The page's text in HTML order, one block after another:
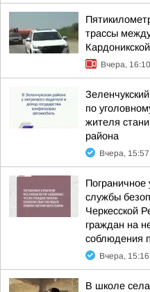
трассы
Вчера, 16:10
по
жителя
района
Вчера, 15:57
службы
Черкесской
граждан на
соблюдения
Вчера, 15:16
В школе